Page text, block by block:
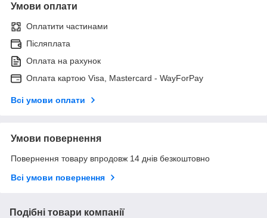
Умови оплати
Оплатити частинами
Післяплата
Оплата на рахунок
Оплата картою Visa, Mastercard - WayForPay
Всі умови оплати
Умови повернення
Повернення товару впродовж 14 днів безкоштовно
Всі умови повернення
Подібні товари компанії